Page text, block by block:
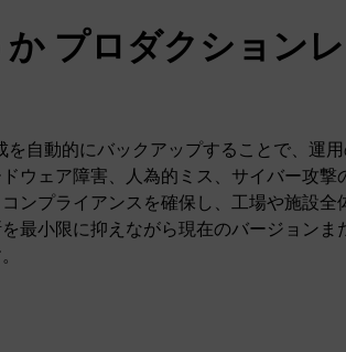
プロダクション
自動的にバックアップすることで、運
ウェア障害、人為的ミス、サイバー攻撃
ンプライアンスを確保し、工場や施設全
最小限に抑えながら現在のバージョンま